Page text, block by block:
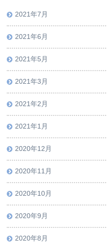
2021年7月
2021年6月
2021年5月
2021年3月
2021年2月
2021年1月
2020年12月
2020年11月
2020年10月
2020年9月
2020年8月